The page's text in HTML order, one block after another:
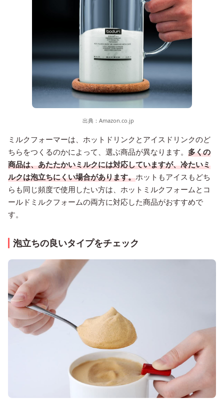
出典： Amazon.co.jp
ミルクフォーマーは、ホットドリンクとアイスドリンクのど
ちらをつくるのかによって、選ぶ商品が異なります。 多くの
商品は、あたたかいミルクには対応していますが、冷たいミ
ルクは泡立ちにくい場合があります。ホットもアイスもどち
らも同じ頻度で使用したい方は、ホットミルクフォームとコ
ールドミルクフォームの両方に対応した商品がおすすめで
す。
泡立ちの良いタイプをチェック